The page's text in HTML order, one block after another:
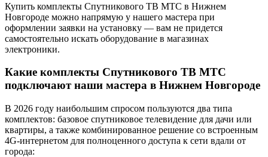
Купить комплекты Спутникового ТВ МТС в Нижнем
Новгороде можно напрямую у нашего мастера при
оформлении заявки на установку — вам не придется
самостоятельно искать оборудование в магазинах
электроники.
Какие комплекты Спутникового ТВ МТС
подключают наши мастера в Нижнем Новгороде
В 2026 году наибольшим спросом пользуются два типа
комплектов: базовое спутниковое телевидение для дачи или
квартиры, а также комбинированное решение со встроенным
4G-интернетом для полноценного доступа к сети вдали от
города: